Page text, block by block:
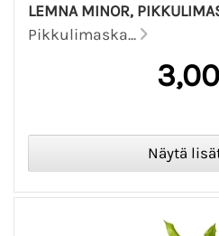
LEMNA MINOR,
Pikkulimaska...